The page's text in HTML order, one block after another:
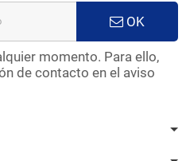
OK
momento. Para ello,
de contacto en el aviso